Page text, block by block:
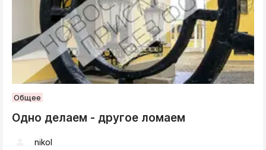
Общее
Одно делаем - другое ломаем
nikol